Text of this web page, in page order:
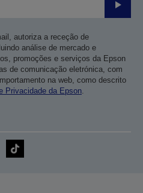
Enviar
autoriza a receção de
análise de mercado e
promoções e serviços da Epson
de comunicação eletrónica, com
na web, como descrito
Privacidade da Epson.